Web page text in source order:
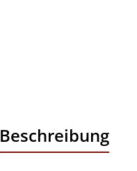
Beschreibung